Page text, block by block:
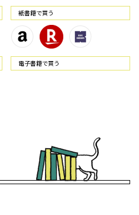
紙書籍で買う
電⼦書籍で買う